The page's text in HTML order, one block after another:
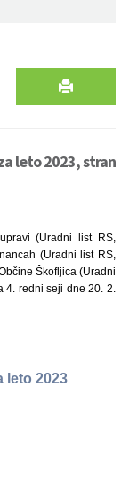
leto 2023, stran
(Uradni list RS,
(Uradni list RS,
Škofljica (Uradni
4. redni seji dne 20. 2.
leto 2023